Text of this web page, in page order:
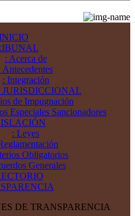
: Acerca de
Antecedentes
: Integración
de Impugnación
Especiales Sancionadores
: Leyes
Obligatorios
Generales
DE TRANSPARENCIA